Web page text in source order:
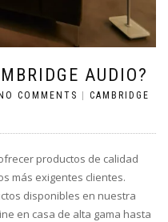
AUDIO?
COMMENTS | CAMBRIDGE
productos de calidad
más exigentes clientes.
disponibles en nuestra
en casa de alta gama hasta